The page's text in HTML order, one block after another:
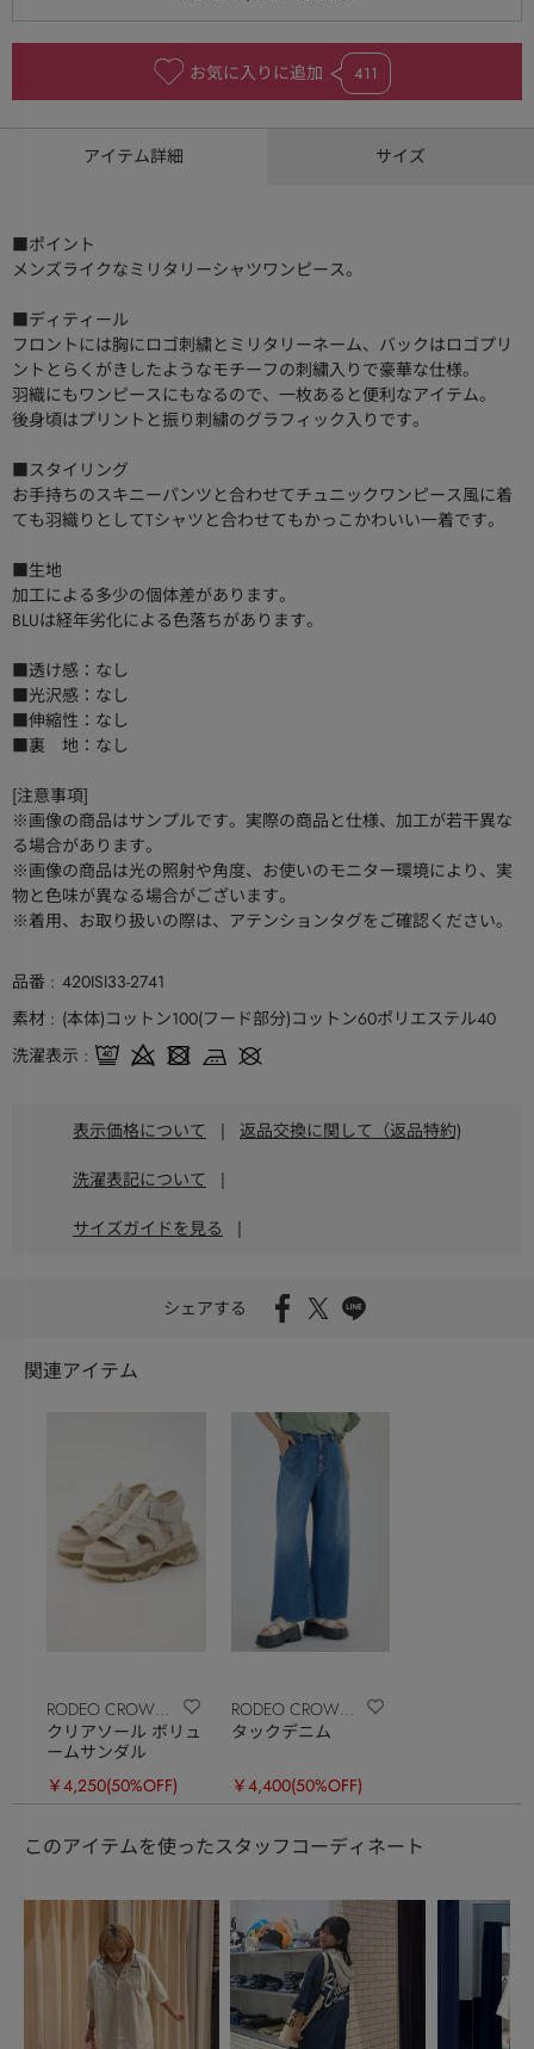
お気に入りに追加 411
アイテム詳細 サイズ
■ポイント
メンズライクなミリタリーシャツワンピース。
■ディティール
フロントには胸にロゴ刺繍とミリタリーネーム、バックはロゴプリ
ントとらくがきしたようなモチーフの刺繍入りで豪華な仕様。
羽織にもワンピースにもなるので、一枚あると便利なアイテム。
後身頃はプリントと振り刺繍のグラフィック入りです。
■スタイリング
お手持ちのスキニーパンツと合わせてチュニックワンピース風に着
ても羽織りとしてTシャツと合わせてもかっこかわいい一着です。
■生地
加工による多少の個体差があります。
BLUは経年劣化による色落ちがあります。
■透け感：なし
■光沢感：なし
■伸縮性：なし
■裏 地：なし
[注意事項]
※画像の商品はサンプルです。実際の商品と仕様、加工が若干異な
る場合があります。
※画像の商品は光の照射や角度、お使いのモニター環境により、実
物と色味が異なる場合がございます。
※着用、お取り扱いの際は、アテンションタグをご確認ください。
品番
420ISI33-2741
素材
(本体)コットン100(フード部分)コットン60ポリエステル40
洗濯表示
表示価格について | 返品交換に関して（返品特約)
洗濯表記について |
サイズガイドを見る |
シェアする
関連アイテム
RODEO CROWNS
WIDE BOWL
クリアソール ボリュ
ームサンダル
￥4,250(50%OFF)
RODEO CROWNS
WIDE BOWL
タックデニム
￥4,400(50%OFF)
このアイテムを使ったスタッフコーディネート